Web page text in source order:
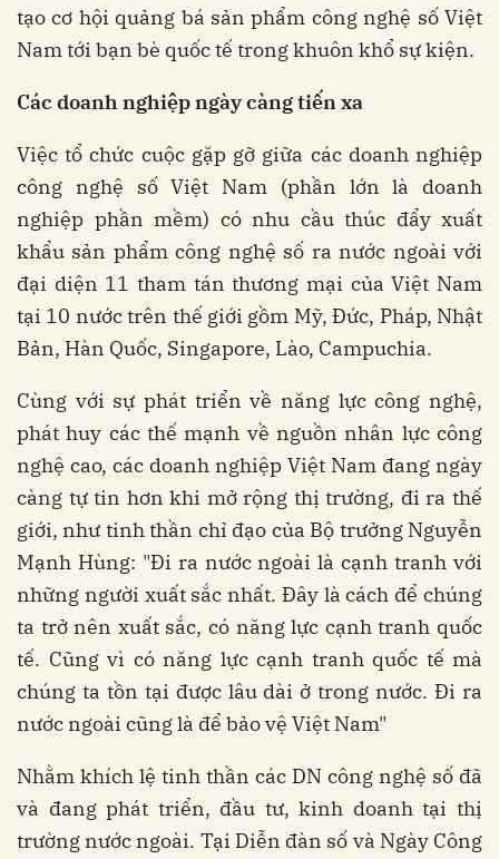
tạo cơ hội quảng bá sản phẩm công nghệ số Việt
Nam tới bạn bè quốc tế trong khuôn khổ sự kiện.
Các doanh nghiệp ngày càng tiến xa
Việc tổ chức cuộc gặp gỡ giữa các doanh nghiệp
công nghệ số Việt Nam (phần lớn là doanh
nghiệp phần mềm) có nhu cầu thúc đẩy xuất
khẩu sản phẩm công nghệ số ra nước ngoài với
đại diện 11 tham tán thương mại của Việt Nam
tại 10 nước trên thế giới gồm Mỹ, Đức, Pháp, Nhật
Bản, Hàn Quốc, Singapore, Lào, Campuchia.
Cùng với sự phát triển về năng lực công nghệ,
phát huy các thế mạnh về nguồn nhân lực công
nghệ cao, các doanh nghiệp Việt Nam đang ngày
càng tự tin hơn khi mở rộng thị trường, đi ra thế
giới, như tinh thần chỉ đạo của Bộ trưởng Nguyễn
Mạnh Hùng: "Đi ra nước ngoài là cạnh tranh với
những người xuất sắc nhất. Đây là cách để chúng
ta trở nên xuất sắc, có năng lực cạnh tranh quốc
tế. Cũng vì có năng lực cạnh tranh quốc tế mà
chúng ta tồn tại được lâu dài ở trong nước. Đi ra
nước ngoài cũng là để bảo vệ Việt Nam"
Nhằm khích lệ tinh thần các DN công nghệ số đã
và đang phát triển, đầu tư, kinh doanh tại thị
trường nước ngoài. Tại Diễn đàn số và Ngày Công